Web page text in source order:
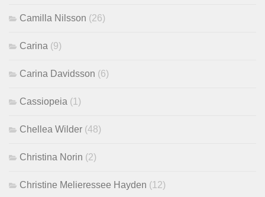
Camilla Nilsson (26)
Carina (9)
Carina Davidsson (6)
Cassiopeia (1)
Chellea Wilder (48)
Christina Norin (2)
Christine Melieressee Hayden (12)